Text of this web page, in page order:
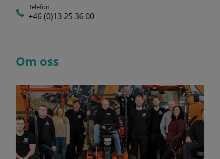
Telefon
+46 (0)13 25 36 00
Om oss